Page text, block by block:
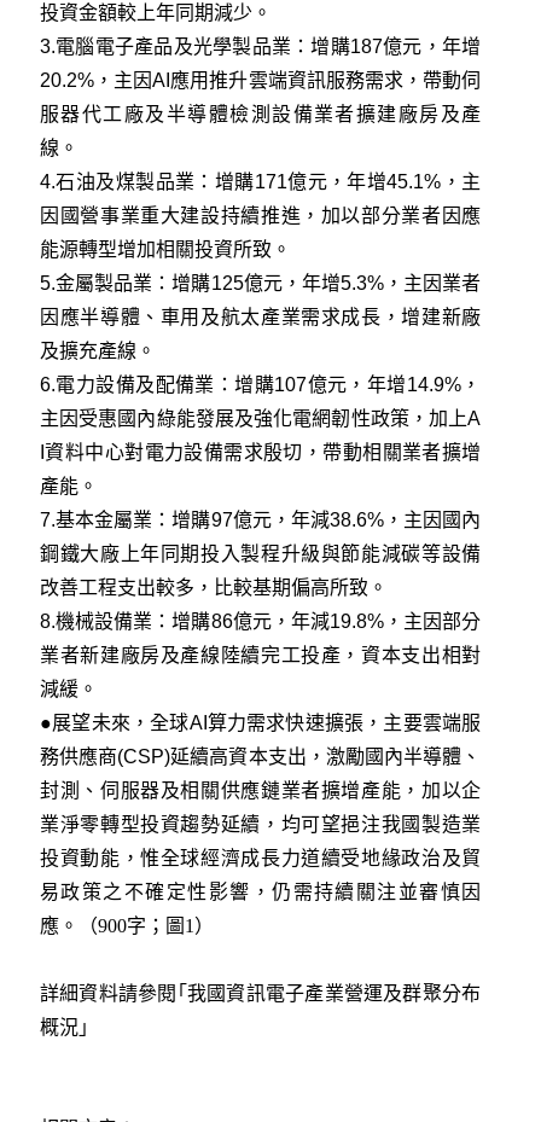
投資金額較上年同期減少。
3.電腦電子產品及光學製品業：增購187億元，年增
20.2%，主因AI應用推升雲端資訊服務需求，帶動伺
服器代工廠及半導體檢測設備業者擴建廠房及產
線。
4.石油及煤製品業：增購171億元，年增45.1%，主
因國營事業重大建設持續推進，加以部分業者因應
能源轉型增加相關投資所致。
5.金屬製品業：增購125億元，年增5.3%，主因業者
因應半導體、車用及航太產業需求成長，增建新廠
及擴充產線。
6.電力設備及配備業：增購107億元，年增14.9%，
主因受惠國內綠能發展及強化電網韌性政策，加上A
I資料中心對電力設備需求殷切，帶動相關業者擴增
產能。
7.基本金屬業：增購97億元，年減38.6%，主因國內
鋼鐵大廠上年同期投入製程升級與節能減碳等設備
改善工程支出較多，比較基期偏高所致。
8.機械設備業：增購86億元，年減19.8%，主因部分
業者新建廠房及產線陸續完工投產，資本支出相對
減緩。
●展望未來，全球AI算力需求快速擴張，主要雲端服
務供應商(CSP)延續高資本支出，激勵國內半導體、
封測、伺服器及相關供應鏈業者擴增產能，加以企
業淨零轉型投資趨勢延續，均可望挹注我國製造業
投資動能，惟全球經濟成長力道續受地緣政治及貿
易政策之不確定性影響，仍需持續關注並審慎因
應。
（900字；圖1）
詳細資料請參閱｢我國資訊電子產業營運及群聚分布
概況」